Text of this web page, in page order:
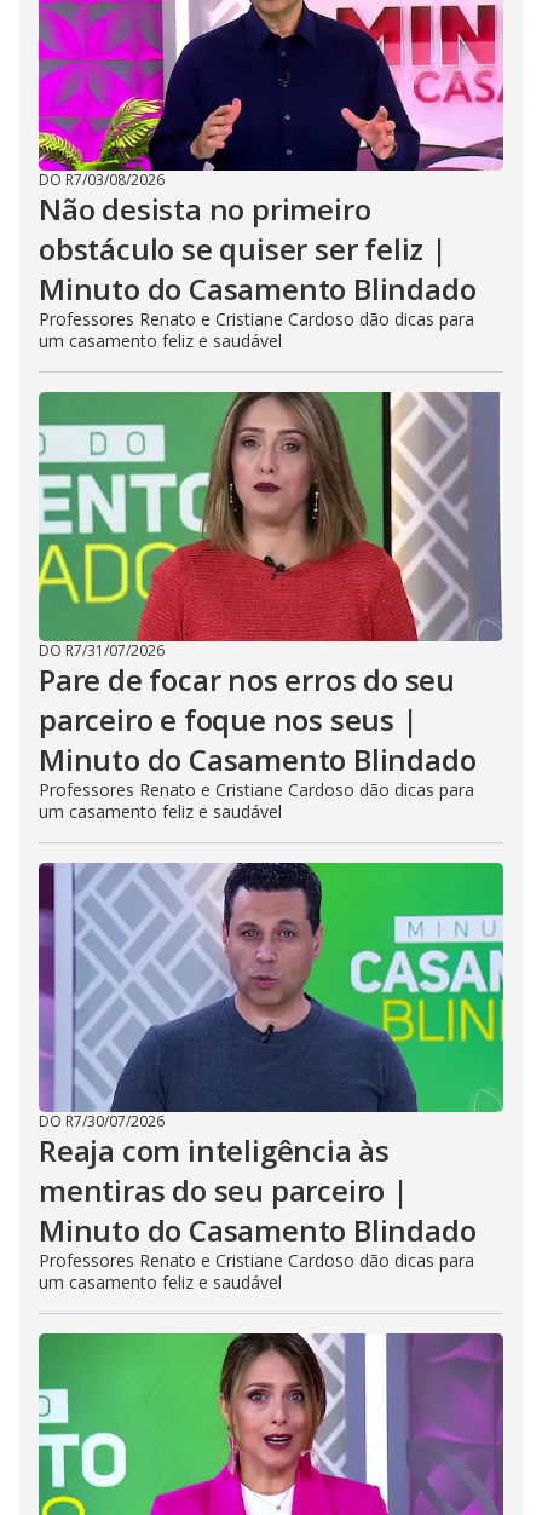
DO R7/03/08/2026
Não desista no primeiro
obstáculo se quiser ser feliz |
Minuto do Casamento Blindado
Professores Renato e Cristiane Cardoso dão dicas para
um casamento feliz e saudável
DO R7/31/07/2026
Pare de focar nos erros do seu
parceiro e foque nos seus |
Minuto do Casamento Blindado
Professores Renato e Cristiane Cardoso dão dicas para
um casamento feliz e saudável
DO R7/30/07/2026
Reaja com inteligência às
mentiras do seu parceiro |
Minuto do Casamento Blindado
Professores Renato e Cristiane Cardoso dão dicas para
um casamento feliz e saudável